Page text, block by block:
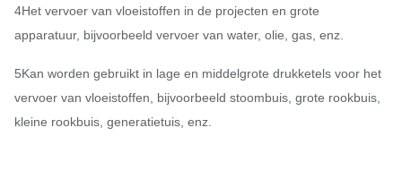
4Het vervoer van vloeistoffen in de projecten en grote
apparatuur, bijvoorbeeld vervoer van water, olie, gas, enz.
5Kan worden gebruikt in lage en middelgrote drukketels voor het
vervoer van vloeistoffen, bijvoorbeeld stoombuis, grote rookbuis,
kleine rookbuis, generatietuis, enz.